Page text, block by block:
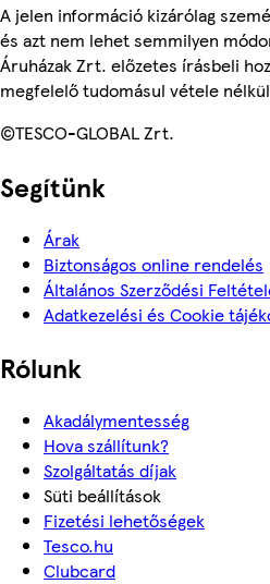
A jelen információ kizárólag
és azt nem lehet semmilyen
Áruházak Zrt. előzetes írásbeli
megfelelő tudomásul vétele
©TESCO-GLOBAL Zrt.
Segítünk
Árak
Biztonságos online rendelés
Általános Szerződési
Adatkezelési és Cookie
Rólunk
Akadálymentesség
Hova szállítunk?
Szolgáltatás díjak
Süti beállítások
Fizetési lehetőségek
Tesco.hu
Clubcard